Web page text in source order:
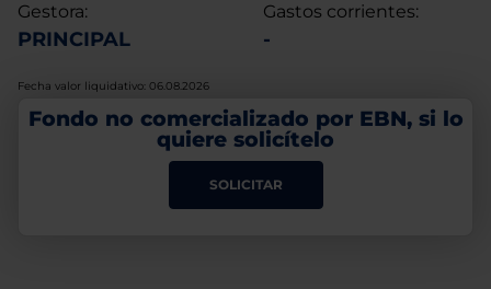
Gestora:
PRINCIPAL
Gastos corrientes:
-
Fecha valor liquidativo: 06.08.2026
Fondo no comercializado por EBN, si lo
quiere solicítelo
SOLICITAR